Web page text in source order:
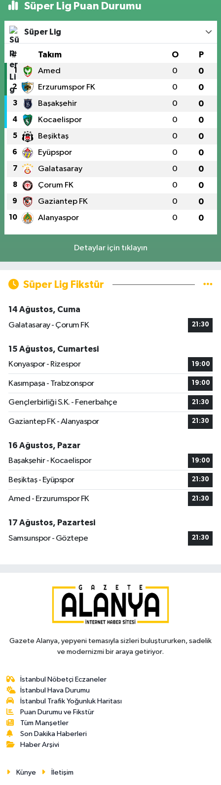
Süper Lig Puan Durumu
Süper Lig
# Takım O P
1 Amed 0 0
2 Erzurumspor FK 0 0
3 Başakşehir 0 0
4 Kocaelispor 0 0
5 Beşiktaş 0 0
6 Eyüpspor 0 0
7 Galatasaray 0 0
8 Çorum FK 0 0
9 Gaziantep FK 0 0
10 Alanyaspor 0 0
Detaylar için tıklayın
Süper Lig Fikstür
14 Ağustos, Cuma
Galatasaray - Çorum FK
21:30
15 Ağustos, Cumartesi
Konyaspor - Rizespor
19:00
Kasımpaşa - Trabzonspor 19:00
Gençlerbirliği S.K. - Fenerbahçe 21:30
Gaziantep FK - Alanyaspor 21:30
16 Ağustos, Pazar
Başakşehir - Kocaelispor
19:00
Beşiktaş - Eyüpspor 21:30
Amed - Erzurumspor FK 21:30
17 Ağustos, Pazartesi
Samsunspor - Göztepe
21:30
Gazete Alanya, yepyeni temasıyla sizleri buluştururken, sadelik
ve modernizmi bir araya getiriyor.
İstanbul Nöbetçi Eczaneler
İstanbul Hava Durumu
İstanbul Trafik Yoğunluk Haritası
Puan Durumu ve Fikstür
Tüm Manşetler
Son Dakika Haberleri
Haber Arşivi
Künye İletişim